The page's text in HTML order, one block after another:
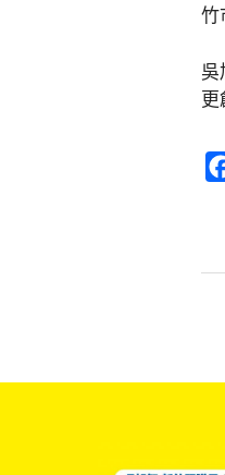
竹
吳
更